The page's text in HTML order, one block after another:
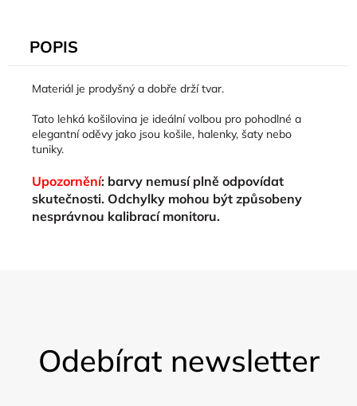
POPIS
Materiál je prodyšný a dobře drží tvar.
Tato lehká košilovina je ideální volbou pro pohodlné a
elegantní oděvy jako jsou košile, halenky, šaty nebo
tuniky.
Upozornění: barvy nemusí plně odpovídat
skutečnosti. Odchylky mohou být způsobeny
nesprávnou kalibrací monitoru.
Odebírat newsletter